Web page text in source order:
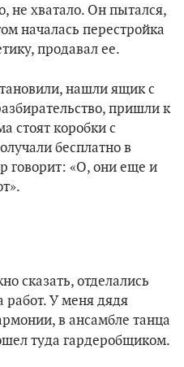
не хватало. Он пытался,
началась перестройка
продавал ее.
нашли ящик с
пришли к
стоят коробки с
бесплатно в
говорит: «О, они еще и
сказать, отделались
работ. У меня дядя
в ансамбле танца
туда гардеробщиком.